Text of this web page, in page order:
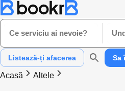
Ce serviciu ai nevoie?
Listează-ți afacerea Sa
Acasă Altele